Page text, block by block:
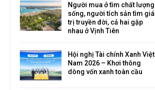
Người mua ở tìm chất lượng
sống, người tích sản tìm giá
trị truyền đời, cả hai gặp
nhau ở Vịnh Tiên
Hội nghị Tài chính Xanh Việt
Nam 2026 – Khơi thông
dòng vốn xanh toàn cầu